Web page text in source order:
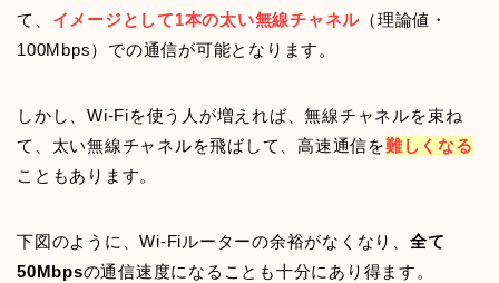
て、 イメージとして1本の太い無線チャネル （理論値・
100Mbps）での通信が可能となります。
しかし、Wi-Fiを使う人が増えれば、無線チャネルを束ね
て、太い無線チャネルを飛ばして、高速通信を難しくなる
こともあります。
下図のように、Wi-Fiルーターの余裕がなくなり、 全て
50Mbpsの通信速度になることも十分にあり得ます。